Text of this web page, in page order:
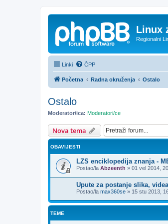
Linux
Regionalni
Linki ČPP
Početna Radna okruženja Ostalo
Ostalo
Moderator/ica: Moderatori/ce
Nova tema
OBAVIJESTI
LZS enciklopedija znanja -
Postao/la Abzeenth » 01 vel 2014,
Upute za postanje slika,
Postao/la max360se » 15 stu 2013,
TEME